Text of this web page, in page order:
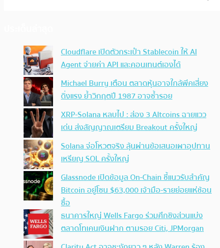
Cloudflare เปิดตัวกระเป๋า Stablecoin ให้ AI
Agent จ่ายค่า API และคอนเทนต์เองได้
Michael Burry เตือน ตลาดหุ้นอาจใกล้พีคเสี่ยง
ดิ่งแรง ย้ำวิกฤตปี 1987 อาจซ้ำรอย
XRP-Solana หลบไป : ส่อง 3 Altcoins ฉายแวว
เด่น ส่งสัญญาณเตรียม Breakout ครั้งใหญ่
Solana จ่อโหวตจริง ลุ้นผ่านข้อเสนอเผาอุปทาน
เหรียญ SOL ครั้งใหญ่
Glassnode เปิดข้อมูล On-Chain ชี้แนวรับสำคัญ
Bitcoin อยู่โซน $63,000 เจ้ามือ-รายย่อยแห่ช้อน
ซื้อ
ธนาคารใหญ่ Wells Fargo ร่วมศึกชิงส่วนแบ่ง
ตลาดโทเคนเงินฝาก ตามรอย Citi, JPMorgan